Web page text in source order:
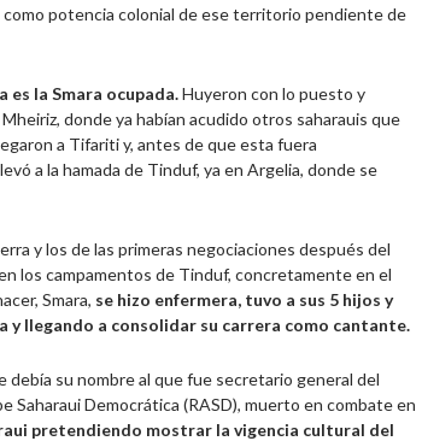
potencia colonial de ese territorio pendiente de
es la Smara ocupada.Huyeron con lo puesto y
donde ya habían acudido otros saharauis que
a Tifariti y, antes de que esta fuera
a la hamada de Tinduf, ya en Argelia, donde se
y los de las primeras negociaciones después del
los campamentos de Tinduf, concretamente en el
Smara, se hizo enfermera, tuvo a sus 5 hijos y
y llegando a consolidar su carrera como cantante.
debía su nombre al que fue secretario general del
Saharaui Democrática (RASD), muerto en combate en
pretendiendo mostrar la vigencia cultural del